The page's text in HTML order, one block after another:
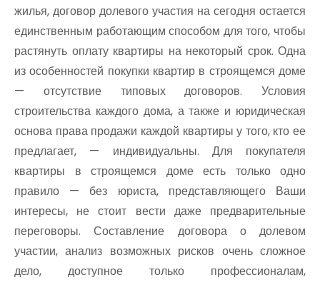
жилья, договор долевого участия на сегодня остается
единственным работающим способом для того, чтобы
растянуть оплату квартиры на некоторый срок. Одна
из особенностей покупки квартир в строящемся доме
— отсутствие типовых договоров. Условия
строительства каждого дома, а также и юридическая
основа права продажи каждой квартиры у того, кто ее
предлагает, — индивидуальны. Для покупателя
квартиры в строящемся доме есть только одно
правило — без юриста, представляющего Ваши
интересы, не стоит вести даже предварительные
переговоры. Составление договора о долевом
участии, анализ возможных рисков очень сложное
дело, доступное только профессионалам,